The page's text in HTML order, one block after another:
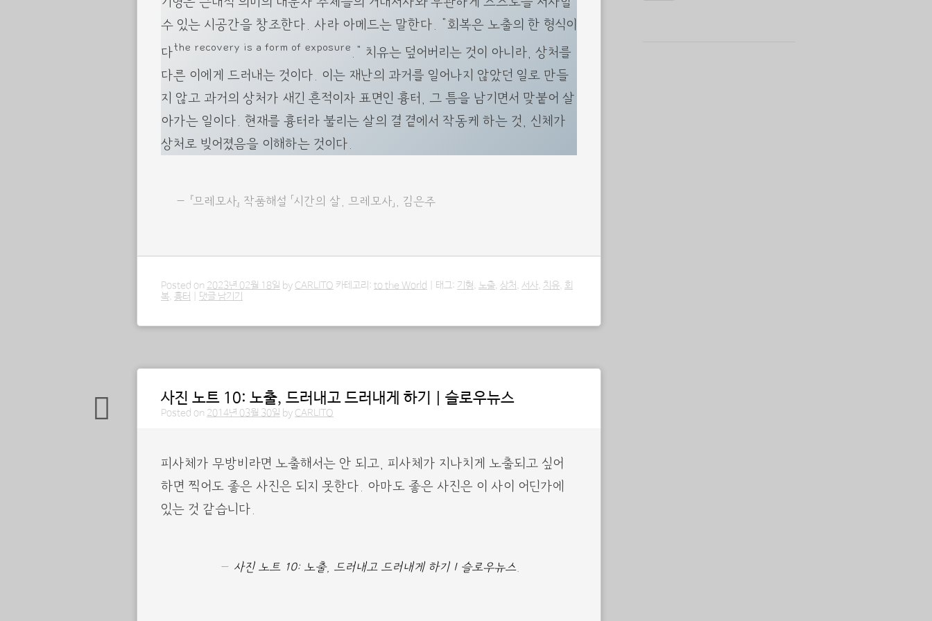
수 있는 시공간을 창조한다. 사라 아메드는 말한다. “회복은 노출의 한 형식이
다the recovery is a form of exposure .” 치유는 덮어버리는 것이 아니라, 상처를
다른 이에게 드러내는 것이다. 이는 재난의 과거를 일어나지 않았던 일로 만들
지 않고 과거의 상처가 새긴 흔적이자 표면인 흉터, 그 틈을 남기면서 맞붙어 살
아가는 일이다. 현재를 흉터라 불리는 살의 결 곁에서 작동케 하는 것, 신체가
상처로 빚어졌음을 이해하는 것이다.
『므레모사』 작품해설 「시간의 살, 므레모사」, 김은주
Posted on 2023년 02월 18일 by CARLITO 카테고리: to the World 태그: 기형, 노출, 상처, 서사, 치유, 회
복, 흉터 댓글 남기기
사진 노트 10: 노출, 드러내고 드러내게 하기 | 슬로우뉴스
Posted on 2014년 03월 30일 by CARLITO
피사체가 무방비라면 노출해서는 안 되고, 피사체가 지나치게 노출되고 싶어
하면 찍어도 좋은 사진은 되지 못한다. 아마도 좋은 사진은 이 사이 어딘가에
있는 것 같습니다.
사진 노트 10: 노출, 드러내고 드러내게 하기 | 슬로우뉴스.